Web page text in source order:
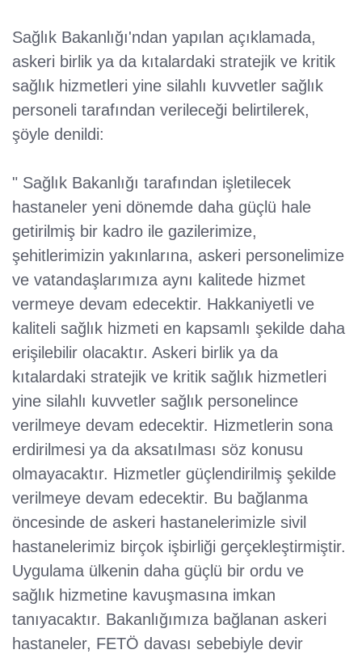
Sağlık Bakanlığı'ndan yapılan açıklamada,
askeri birlik ya da kıtalardaki stratejik ve kritik
sağlık hizmetleri yine silahlı kuvvetler sağlık
personeli tarafından verileceği belirtilerek,
şöyle denildi:
" Sağlık Bakanlığı tarafından işletilecek
hastaneler yeni dönemde daha güçlü hale
getirilmiş bir kadro ile gazilerimize,
şehitlerimizin yakınlarına, askeri personelimize
ve vatandaşlarımıza aynı kalitede hizmet
vermeye devam edecektir. Hakkaniyetli ve
kaliteli sağlık hizmeti en kapsamlı şekilde daha
erişilebilir olacaktır. Askeri birlik ya da
kıtalardaki stratejik ve kritik sağlık hizmetleri
yine silahlı kuvvetler sağlık personelince
verilmeye devam edecektir. Hizmetlerin sona
erdirilmesi ya da aksatılması söz konusu
olmayacaktır. Hizmetler güçlendirilmiş şekilde
verilmeye devam edecektir. Bu bağlanma
öncesinde de askeri hastanelerimizle sivil
hastanelerimiz birçok işbirliği gerçekleştirmiştir.
Uygulama ülkenin daha güçlü bir ordu ve
sağlık hizmetine kavuşmasına imkan
tanıyacaktır. Bakanlığımıza bağlanan askeri
hastaneler, FETÖ davası sebebiyle devir